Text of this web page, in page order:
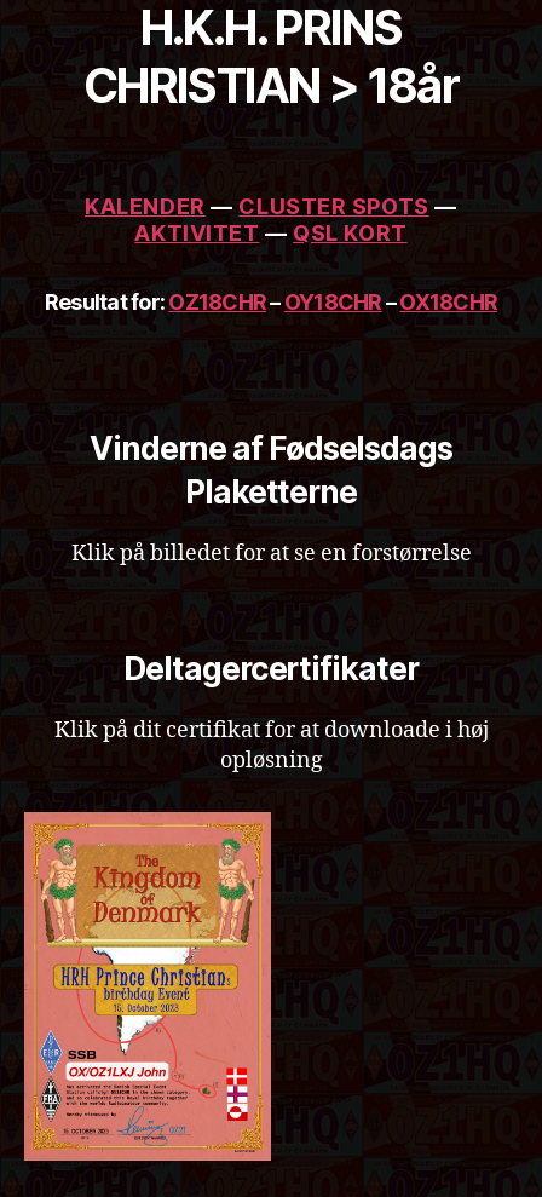
H.K.H. PRINS
CHRISTIAN > 18år
KALENDER — CLUSTER SPOTS —
AKTIVITET — QSL KORT
Resultat for:OZ18CHR–OY18CHR–OX18CHR
Vinderne af Fødselsdags
Plaketterne
Klik på billedet for at se en forstørrelse
Deltagercertifikater
Klik på dit certifikat for at downloade i høj
opløsning